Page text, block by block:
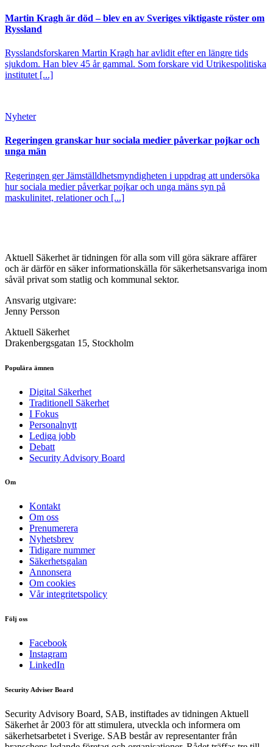
Martin Kragh är död – blev en av Sveriges viktigaste röster om
Ryssland
Rysslandsforskaren Martin Kragh har avlidit efter en längre tids
sjukdom. Han blev 45 år gammal. Som forskare vid Utrikespolitiska
institutet [...]
Nyheter
Regeringen granskar hur sociala medier påverkar pojkar och
unga män
Regeringen ger Jämställdhetsmyndigheten i uppdrag att undersöka
hur sociala medier påverkar pojkar och unga mäns syn på
maskulinitet, relationer och [...]
Aktuell Säkerhet är tidningen för alla som vill göra säkrare affärer
och är därför en säker informationskälla för säkerhets­ansvariga inom
såväl privat som statlig och kommunal sektor.
Ansvarig utgivare:
Jenny Persson
Aktuell Säkerhet
Drakenbergsgatan 15, Stockholm
Populära ämnen
Digital Säkerhet
Traditionell Säkerhet
I Fokus
Personalnytt
Lediga jobb
Debatt
Security Advisory Board
Om
Kontakt
Om oss
Prenumerera
Nyhetsbrev
Tidigare nummer
Säkerhetsgalan
Annonsera
Om cookies
Vår integritetspolicy
Följ oss
Facebook
Instagram
LinkedIn
Security Adviser Board
Security Advisory Board, SAB, instiftades av tidningen Aktuell
Säkerhet år 2003 för att stimulera, utveckla och informera om
säkerhetsarbetet i Sverige. SAB består av representanter från